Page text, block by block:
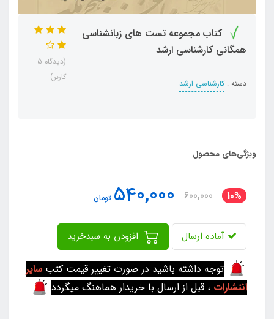
کتاب مجموعه تست های زبانشناسی
همگانی کارشناسی ارشد
دسته :کارشناسی ارشد
(دیدگاه 5
کاربر)
ویژگی‌های محصول
10%
600,000
540,000 تومان
آماده ارسال
توجه داشته باشید در صورت تغییر قیمت کتب سایر
انتشارات ، قبل از ارسال با خریدار هماهنگ میگردد